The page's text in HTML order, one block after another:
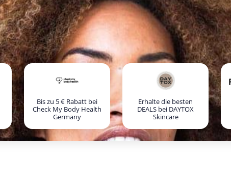
Bis zu 5 € Rabatt bei
Check My Body Health
Germany
Erhalte die besten
DEALS bei DAYTOX
Skincare